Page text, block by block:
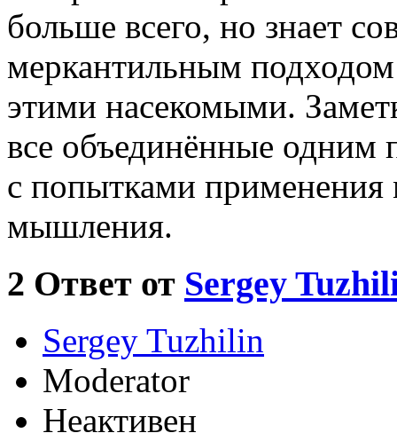
больше всего, но знает
меркантильным
этими насекомыми.
все объединённые одним
с попытками применения
мышления.
2 Ответ от Sergey
Sergey Tuzhilin
Moderator
Неактивен